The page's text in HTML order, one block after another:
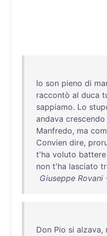
Io son pieno di
raccontò al duca
sappiamo. Lo
andava crescendo
Manfredo, ma
Convien dire,
t'ha voluto battere
non t'ha lasciato
Giuseppe
Don Pio si alzava,